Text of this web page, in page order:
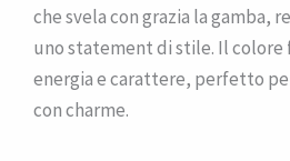
che svela con grazia la gamba,
uno statement di stile. Il colore
energia e carattere, perfetto
con charme.